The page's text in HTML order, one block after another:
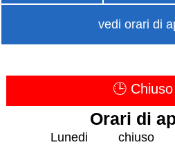
vedi orari di
🕒
Orari di
Lunedi
chiuso